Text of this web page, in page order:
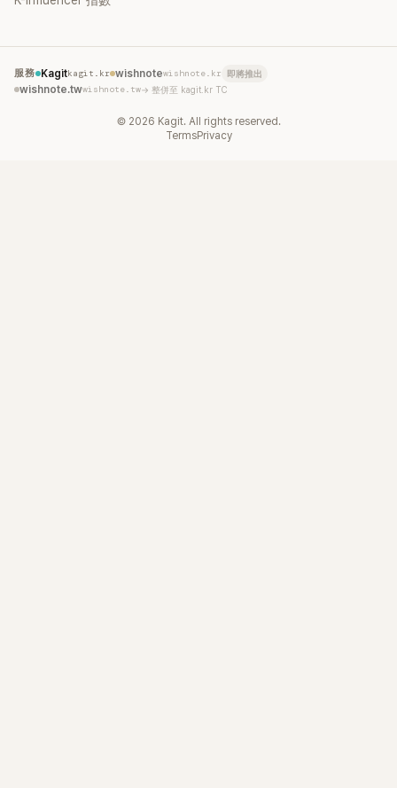
服務 Kagitkagit.kr wishnotewishnote.kr 即將推出
wishnote.twwishnote.tw→ 整併至 kagit.kr TC
© 2026 Kagit. All rights reserved.
TermsPrivacy